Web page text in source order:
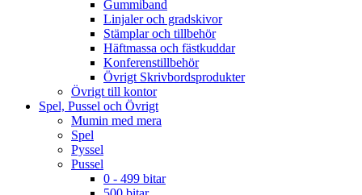
Gummiband
Linjaler och gradskivor
Stämplar och tillbehör
Häftmassa och fästkuddar
Konferenstillbehör
Övrigt Skrivbordsprodukter
Övrigt till kontor
Spel, Pussel och Övrigt
Mumin med mera
Spel
Pyssel
Pussel
0 - 499 bitar